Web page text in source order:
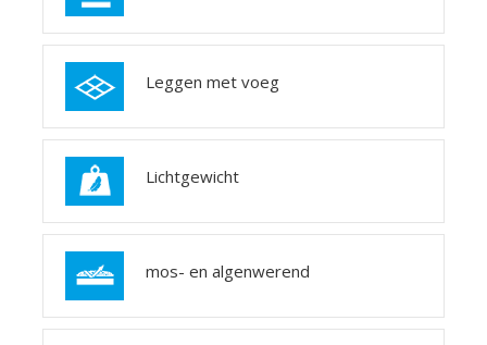
Leggen met voeg
Lichtgewicht
mos- en algenwerend